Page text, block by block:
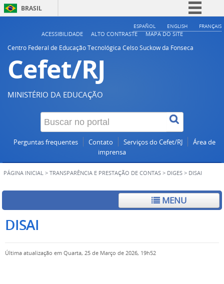
BRASIL
Simplifique!
ESPAÑOL ENGLISH FRANÇAIS
ACESSIBILIDADE ALTO CONTRASTE
MAPA DO SITE
Centro Federal de Educação Tecnológica Celso Suckow da Fonseca
Cefet/RJ
MINISTÉRIO DA EDUCAÇÃO
Perguntas frequentes Contato Serviços do Cefet/RJ
Área de
imprensa
PÁGINA INICIAL > TRANSPARÊNCIA E PRESTAÇÃO DE CONTAS > DIGES > DISAI
MENU
DISAI
Última atualização em Quarta, 25 de Março de 2026, 19h52